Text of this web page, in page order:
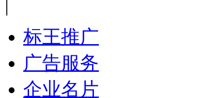
|
标王推广
广告服务
企业名片